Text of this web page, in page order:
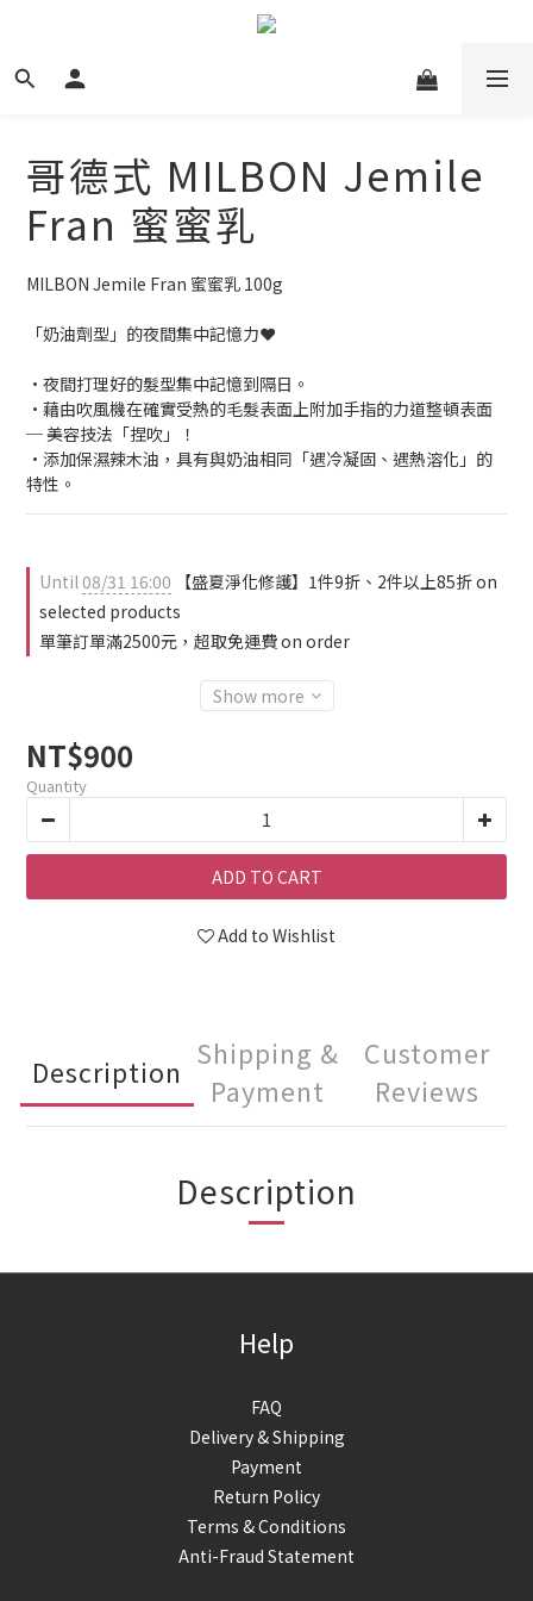
哥德式 MILBON Jemile
Fran 蜜蜜乳
MILBON Jemile Fran 蜜蜜乳 100g
「奶油劑型」的夜間集中記憶力❤
•夜間打理好的髮型集中記憶到隔日。
•藉由吹風機在確實受熱的毛髮表面上附加手指的力道整頓表面
─ 美容技法「捏吹」！
•添加保濕辣木油，具有與奶油相同「遇冷凝固、遇熱溶化」的
特性。
Until08/31 16:00 【盛夏淨化修護】1件9折、2件以上85折 on
selected products
單筆訂單滿2500元，超取免運費 on order
Show more
NT$900
Quantity
ADD TO CART
Add to Wishlist
Description
Shipping &
Payment
Customer
Reviews
Description
Help
FAQ
Delivery & Shipping
Payment
Return Policy
Terms & Conditions
Anti-Fraud Statement